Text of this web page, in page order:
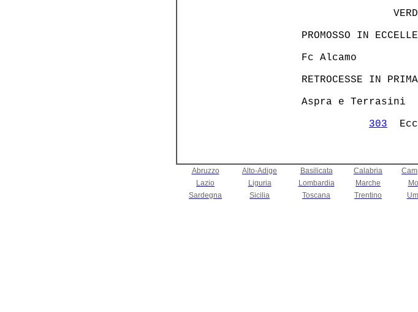
PROMOSSO
Fc
RETROCESSE IN
Aspra e
303
Abruzzo Alto-Adige Basilicata Calabria
Lazio
Liguria Lombardia Marche
Sardegna
Sicilia Toscana Trentino